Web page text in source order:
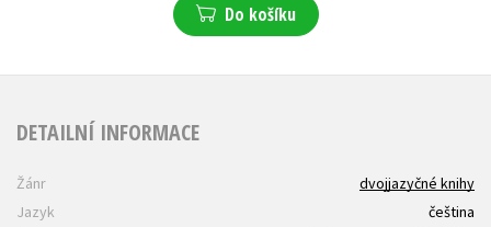
Do košíku
DETAILNÍ INFORMACE
Žánr
dvojjazyčné knihy
Jazyk
čeština